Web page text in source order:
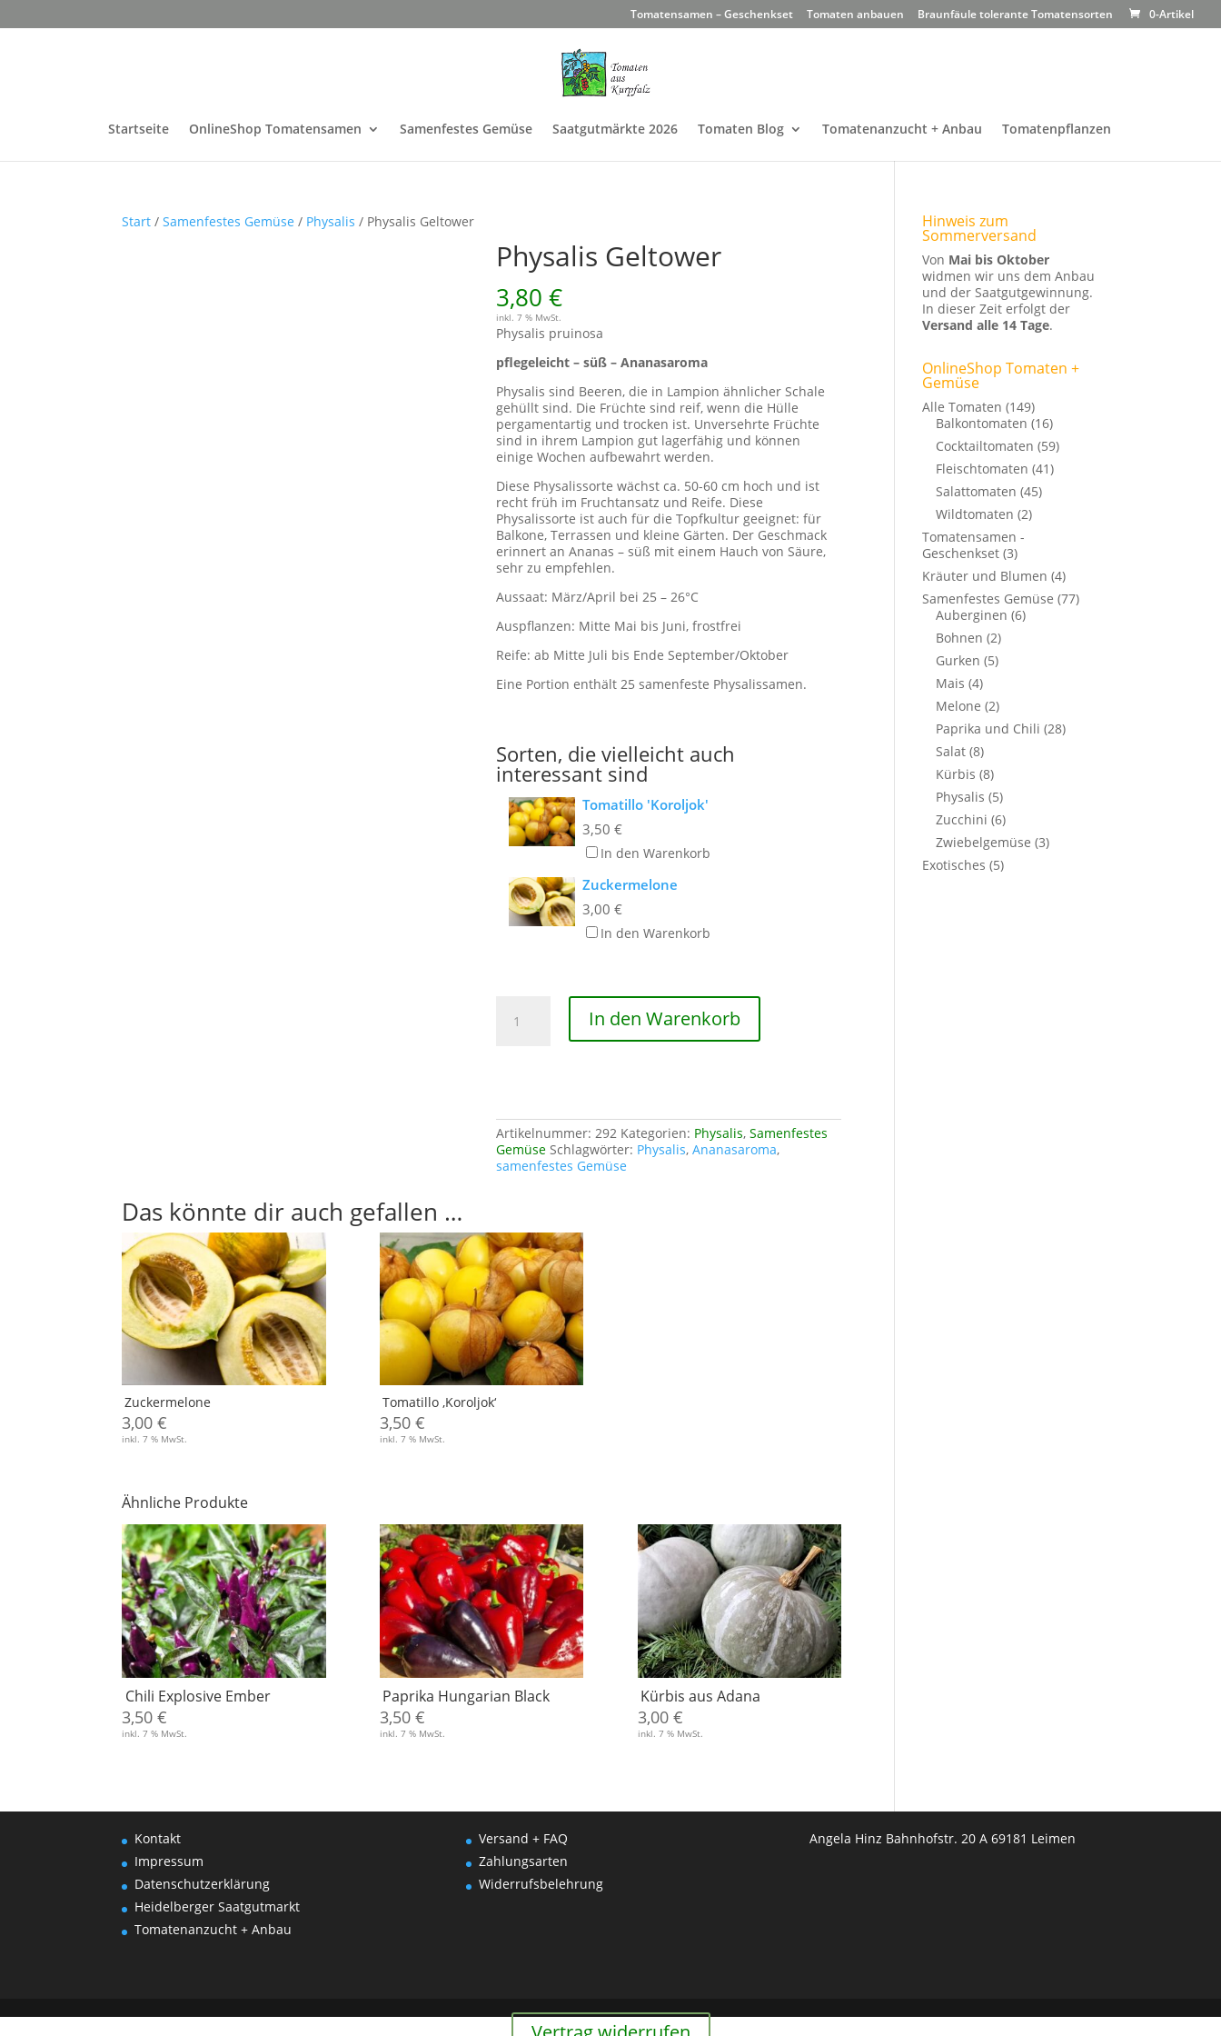
Tomatensamen – Geschenkset Tomaten anbauen Braunfäule tolerante Tomatensorten 0-Artikel
Startseite OnlineShop Tomatensamen Samenfestes Gemüse Saatgutmärkte 2026 Tomaten Blog Tomatenanzucht + Anbau Tomatenpflanzen
Start /Samenfestes Gemüse / Physalis / Physalis Geltower
Physalis Geltower
3,80€
inkl. 7 % MwSt.
Physalis pruinosa
pflegeleicht – süß – Ananasaroma
Physalis sind Beeren, die in Lampion ähnlicher Schale
gehüllt sind. Die Früchte sind reif, wenn die Hülle
pergamentartig und trocken ist. Unversehrte Früchte
sind in ihrem Lampion gut lagerfähig und können
einige Wochen aufbewahrt werden.
Diese Physalissorte wächst ca. 50-60 cm hoch und ist
recht früh im Fruchtansatz und Reife. Diese
Physalissorte ist auch für die Topfkultur geeignet: für
Balkone, Terrassen und kleine Gärten. Der Geschmack
erinnert an Ananas – süß mit einem Hauch von Säure,
sehr zu empfehlen.
Aussaat: März/April bei 25 – 26°C
Auspflanzen: Mitte Mai bis Juni, frostfrei
Reife: ab Mitte Juli bis Ende September/Oktober
Eine Portion enthält 25 samenfeste Physalissamen.
Sorten, die vielleicht auch
interessant sind
Tomatillo 'Koroljok'
3,50€
In den Warenkorb
Zuckermelone
3,00€
In den Warenkorb
Geltower
In den Warenkorb
Artikelnummer: 292 Kategorien: Physalis,Samenfestes
Gemüse Schlagwörter: Physalis,Ananasaroma,
samenfestes Gemüse
Das könnte dir auch gefallen …
Zuckermelone
3,00€
inkl. 7 % MwSt.
Tomatillo ‚Koroljok‘
3,50 €
inkl. 7 % MwSt.
Ähnliche Produkte
Chili Explosive Ember
3,50€
inkl. 7 % MwSt.
Paprika Hungarian Black
3,50 €
inkl. 7 % MwSt.
Kürbis aus Adana
3,00 €
inkl. 7 % MwSt.
Hinweis zum
Sommerversand
Von Mai bis Oktober
widmen wir uns dem Anbau
und der Saatgutgewinnung.
In dieser Zeit erfolgt der
Versand alle 14 Tage.
OnlineShop Tomaten +
Gemüse
Alle Tomaten (149)
Balkontomaten (16)
Cocktailtomaten (59)
Fleischtomaten (41)
Salattomaten (45)
Wildtomaten (2)
Tomatensamen -
Geschenkset (3)
Kräuter und Blumen (4)
Samenfestes Gemüse (77)
Auberginen (6)
Bohnen (2)
Gurken (5)
Mais (4)
Melone (2)
Paprika und Chili (28)
Salat (8)
Kürbis (8)
Physalis (5)
Zucchini (6)
Zwiebelgemüse (3)
Exotisches (5)
Kontakt
Impressum
Datenschutzerklärung
Heidelberger Saatgutmarkt
Tomatenanzucht + Anbau
Versand + FAQ
Zahlungsarten
Widerrufsbelehrung
Angela Hinz Bahnhofstr. 20 A 69181 Leimen